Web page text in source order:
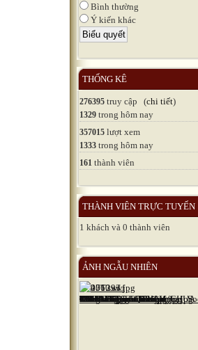
Bình thường
Ý kiến khác
THỐNG KÊ
276395 truy cập (chi tiết)
1329 trong hôm nay
357015 lượt xem
1333 trong hôm nay
161 thành viên
THÀNH VIÊN TRỰC TUYẾN
1 khách và 0 thành viên
ẢNH NGẪU NHIÊN